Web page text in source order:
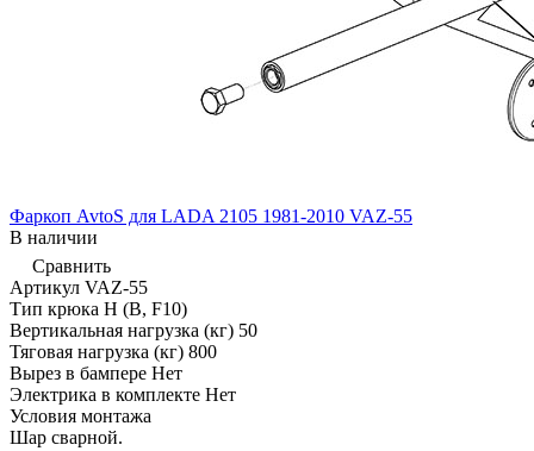
Фаркоп AvtoS для LADA 2105 1981-2010 VAZ-55
В наличии
Сравнить
Артикул VAZ-55
Тип крюка H (B, F10)
Вертикальная нагрузка (кг) 50
Тяговая нагрузка (кг) 800
Вырез в бампере Нет
Электрика в комплекте Нет
Условия монтажа
Шар сварной.